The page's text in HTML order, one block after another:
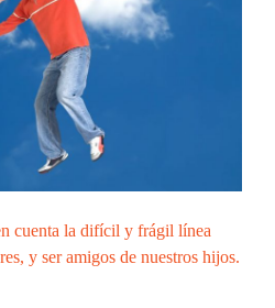
cuenta la difícil y frágil línea
y ser amigos de nuestros hijos.